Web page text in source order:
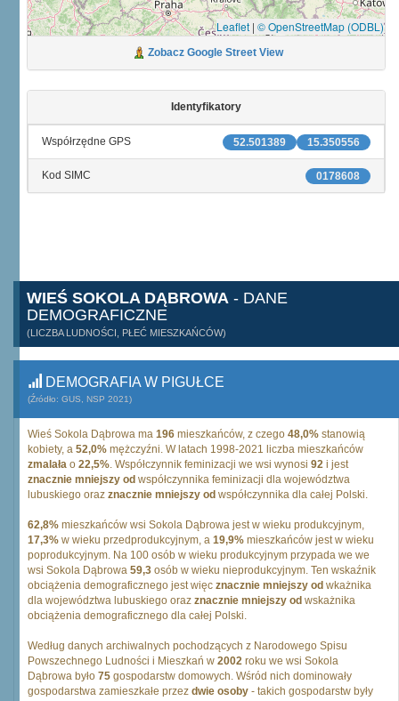
Leaflet | © OpenStreetMap (ODBL)
Zobacz Google Street View
Identyfikatory
15.350556
52.501389
Współrzędne GPS
0178608
Kod SIMC
WIEŚ SOKOLA DĄBROWA - DANE
DEMOGRAFICZNE
(LICZBA LUDNOŚCI, PŁEĆ MIESZKAŃCÓW)
DEMOGRAFIA W PIGUŁCE
(Źródło: GUS, NSP 2021)
Wieś Sokola Dąbrowa ma 196 mieszkańców, z czego 48,0% stanowią
kobiety, a 52,0% mężczyźni. W latach 1998-2021 liczba mieszkańców
zmalała o 22,5%. Współczynnik feminizacji we wsi wynosi 92 i jest
znacznie mniejszy od współczynnika feminizacji dla województwa
lubuskiego oraz znacznie mniejszy od współczynnika dla całej Polski.
62,8% mieszkańców wsi Sokola Dąbrowa jest w wieku produkcyjnym,
17,3% w wieku przedprodukcyjnym, a 19,9% mieszkańców jest w wieku
poprodukcyjnym. Na 100 osób w wieku produkcyjnym przypada we we
wsi Sokola Dąbrowa 59,3 osób w wieku nieprodukcyjnym. Ten wskaźnik
obciążenia demograficznego jest więc znacznie mniejszy od wkażnika
dla województwa lubuskiego oraz znacznie mniejszy od wskażnika
obciążenia demograficznego dla całej Polski.
Według danych archiwalnych pochodzących z Narodowego Spisu
Powszechnego Ludności i Mieszkań w 2002 roku we wsi Sokola
Dąbrowa było 75 gospodarstw domowych. Wśród nich dominowały
gospodarstwa zamieszkałe przez dwie osoby - takich gospodarstw były